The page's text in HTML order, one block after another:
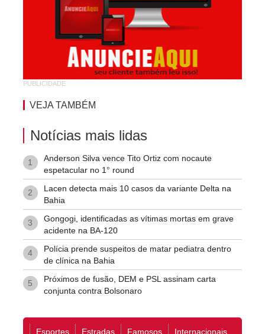
São Judas Tadeu
Vila Rodoviária
PUBLICIDADE
VEJA TAMBÉM
Notícias mais lidas
1
Anderson Silva vence Tito Ortiz com nocaute
espetacular no 1° round
2
Lacen detecta mais 10 casos da variante Delta na
Bahia
3
Gongogi, identificadas as vítimas mortas em grave
acidente na BA-120
4
Polícia prende suspeitos de matar pediatra dentro
de clínica na Bahia
5
Próximos de fusão, DEM e PSL assinam carta
conjunta contra Bolsonaro
Esportes Estradas Famosos Internacionais